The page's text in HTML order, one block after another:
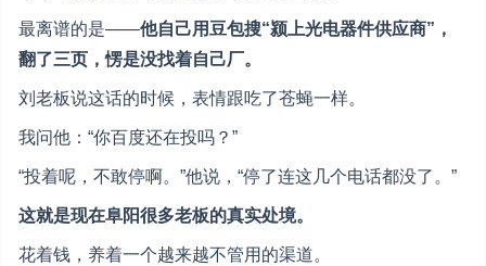
最离谱的是——他自己用豆包搜“颍上光电器件供应商”，
翻了三页，愣是没找着自己厂。
刘老板说这话的时候，表情跟吃了苍蝇一样。
我问他：“你百度还在投吗？”
“投着呢，不敢停啊。”他说，“停了连这几个电话都没了。”
这就是现在阜阳很多老板的真实处境。
花着钱，养着一个越来越不管用的渠道。